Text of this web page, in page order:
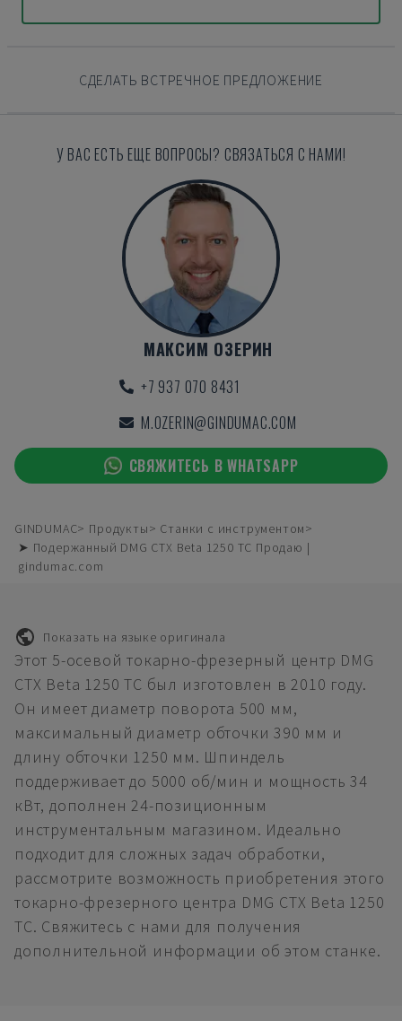
СДЕЛАТЬ ВСТРЕЧНОЕ ПРЕДЛОЖЕНИЕ
У ВАС ЕСТЬ ЕЩЕ ВОПРОСЫ? СВЯЗАТЬСЯ С НАМИ!
МАКСИМ ОЗЕРИН
+7 937 070 8431
M.OZERIN@GINDUMAC.COM
СВЯЖИТЕСЬ В WHATSAPP
GINDUMAC Продукты
Станки с инструментом
➤ Подержанный DMG CTX Beta 1250 TC Продаю |
gindumac.com
Показать на языке оригинала
Этот 5-осевой токарно-фрезерный центр DMG
CTX Beta 1250 TC был изготовлен в 2010 году.
Он имеет диаметр поворота 500 мм,
максимальный диаметр обточки 390 мм и
длину обточки 1250 мм. Шпиндель
поддерживает до 5000 об/мин и мощность 34
кВт, дополнен 24-позиционным
инструментальным магазином. Идеально
подходит для сложных задач обработки,
рассмотрите возможность приобретения этого
токарно-фрезерного центра DMG CTX Beta 1250
TC. Свяжитесь с нами для получения
дополнительной информации об этом станке.